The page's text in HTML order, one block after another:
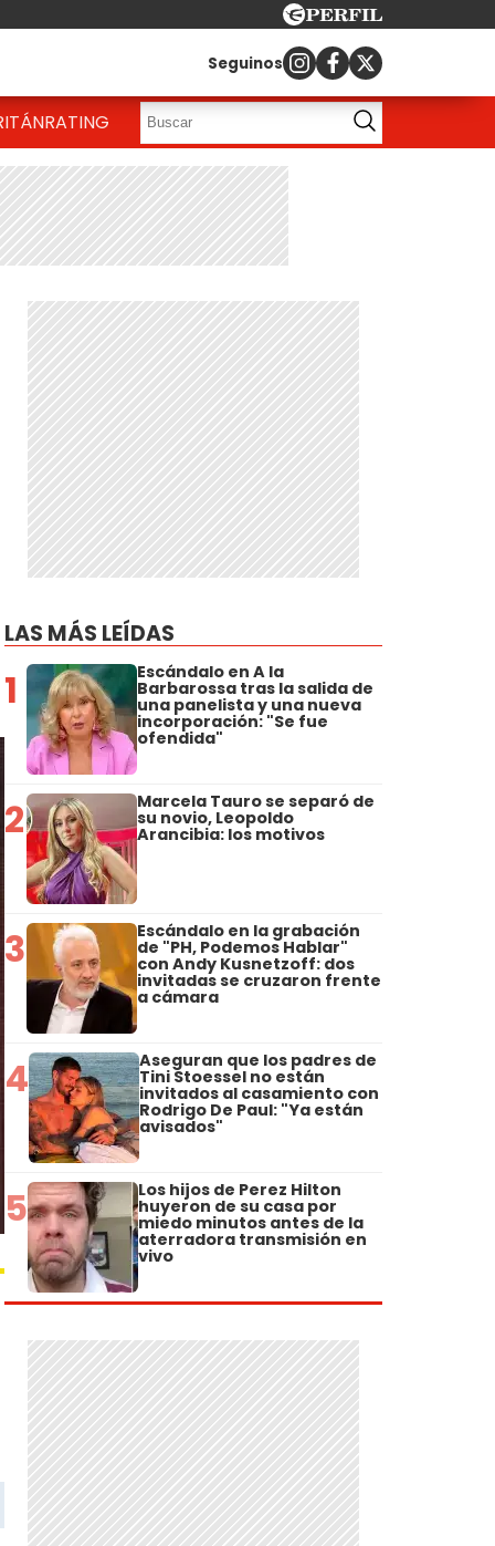
Seguinos
RATING
LAS MÁS LEÍDAS
1 Escándalo en A la
Barbarossa tras la salida de
una panelista y una nueva
incorporación: "Se fue
ofendida"
2 Marcela Tauro se separó de
su novio, Leopoldo
Arancibia: los motivos
3 Escándalo en la grabación
de "PH, Podemos Hablar"
con Andy Kusnetzoff: dos
invitadas se cruzaron frente
a cámara
4 Aseguran que los padres de
Tini Stoessel no están
invitados al casamiento con
Rodrigo De Paul: "Ya están
avisados"
5 Los hijos de Perez Hilton
huyeron de su casa por
miedo minutos antes de la
aterradora transmisión en
vivo